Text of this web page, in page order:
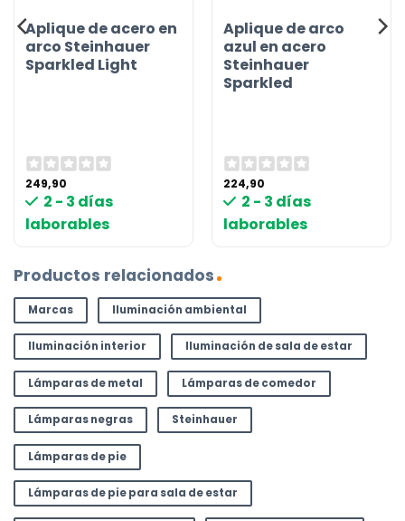
Aplique de acero en
arco Steinhauer
Sparkled Light
249,90
2 - 3 días
laborables
Aplique de arco
azul en acero
Steinhauer
Sparkled
224,90
2 - 3 días
laborables
Productos relacionados
Marcas Iluminación ambiental
Iluminación interior Iluminación de sala de estar
Lámparas de metal Lámparas de comedor
Lámparas negras Steinhauer
Lámparas de pie
Lámparas de pie para sala de estar